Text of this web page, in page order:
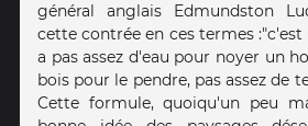
général anglais Edmundston
cette contrée en ces termes
a pas assez d'eau pour noyer un
bois pour le pendre, pas assez de
Cette formule, quoiqu'un peu